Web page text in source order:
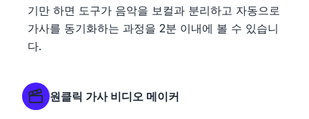
기만 하면 도구가 음악을 보컬과 분리하고 자동으로
가사를 동기화하는 과정을 2분 이내에 볼 수 있습니
다.
원클릭 가사 비디오 메이커